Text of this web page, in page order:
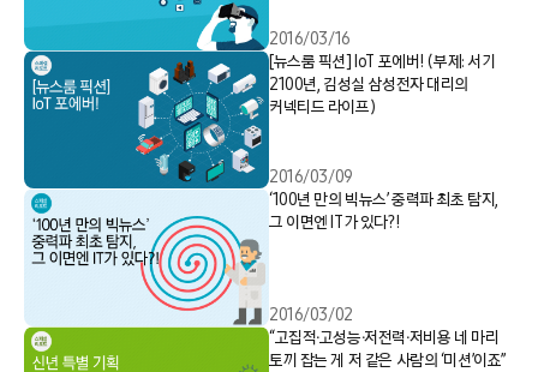
2016/03/16
[뉴스룸 픽션] IoT 포에버! (부제: 서기
2100년, 김성실 삼성전자 대리의
커넥티드 라이프)
2016/03/09
‘100년 만의 빅뉴스’ 중력파 최초 탐지,
그 이면엔 IT가 있다?!
2016/03/02
“고집적∙고성능∙저전력∙저비용 네 마리
토끼 잡는 게 저 같은 사람의 ‘미션’이죠”